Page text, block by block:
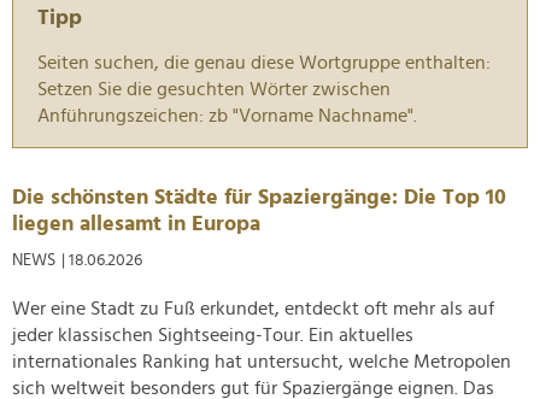
Tipp
Seiten suchen, die genau diese Wortgruppe enthalten:
Setzen Sie die gesuchten Wörter zwischen
Anführungszeichen: zb "Vorname Nachname".
Die schönsten Städte für Spaziergänge: Die Top 10
liegen allesamt in Europa
NEWS | 18.06.2026
Wer eine Stadt zu Fuß erkundet, entdeckt oft mehr als auf
jeder klassischen Sightseeing-Tour. Ein aktuelles
internationales Ranking hat untersucht, welche Metropolen
sich weltweit besonders gut für Spaziergänge eignen. Das